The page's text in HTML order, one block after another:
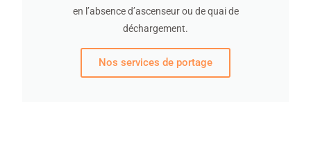
en l’absence d’ascenseur ou de quai de
déchargement.
Nos services de portage